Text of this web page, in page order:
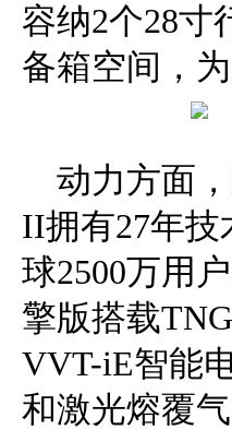
容纳2个28寸
备箱空间，
动力方面
II拥有27年技
球2500万用
擎版搭载
VVT-iE智能
和激光熔覆